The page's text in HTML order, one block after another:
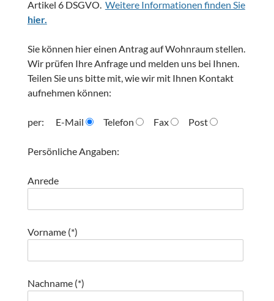
Artikel 6 DSGVO. Weitere Informationen finden Sie
hier.
Sie können hier einen Antrag auf Wohnraum stellen.
Wir prüfen Ihre Anfrage und melden uns bei Ihnen.
Teilen Sie uns bitte mit, wie wir mit Ihnen Kontakt
aufnehmen können:
per: E-Mail Telefon Fax Post
Persönliche Angaben:
Anrede
Vorname (*)
Nachname (*)